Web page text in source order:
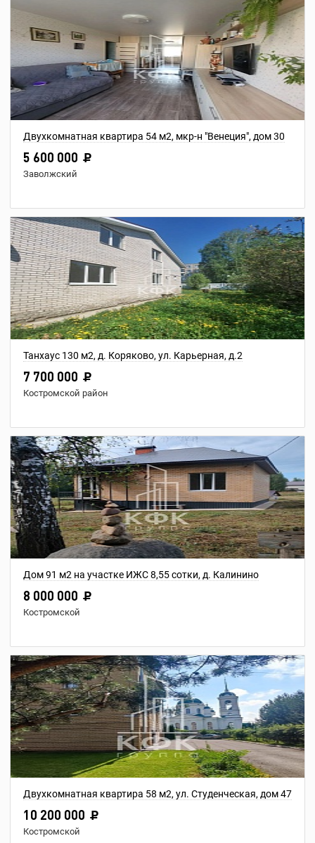
Двухкомнатная квартира 54 м2, мкр-н "Венеция", дом 30
5 600 000
Заволжский
Танхаус 130 м2, д. Коряково, ул. Карьерная, д.2
7 700 000
Костромской район
Дом 91 м2 на участке ИЖС 8,55 сотки, д. Калинино
8 000 000
Костромской
Двухкомнатная квартира 58 м2, ул. Студенческая, дом 47
10 200 000
Костромской